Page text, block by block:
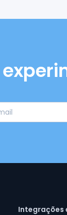
Integrações